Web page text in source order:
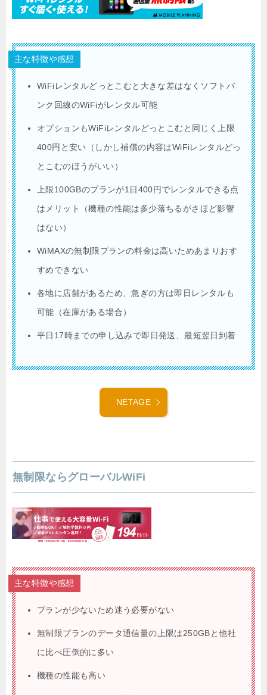
主な特徴や感想
WiFiレンタルどっとこむと大きな差はなくソフトバ
ンク回線のWiFiがレンタル可能
オプションもWiFiレンタルどっとこむと同じく上限
400円と安い（しかし補償の内容はWiFiレンタルどっ
とこむのほうがいい）
上限100GBのプランが1日400円でレンタルできる点
はメリット（機種の性能は多少落ちるがさほど影響
はない）
WiMAXの無制限プランの料金は高いためあまりおす
すめできない
各地に店舗があるため、急ぎの方は即日レンタルも
可能（在庫がある場合）
平日17時までの申し込みで即日発送、最短翌日到着
NETAGE
無制限ならグローバルWiFi
主な特徴や感想
プランが少ないため迷う必要がない
無制限プランのデータ通信量の上限は250GBと他社
に比べ圧倒的に多い
機種の性能も高い